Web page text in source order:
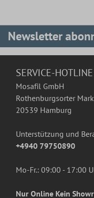
Newsletter
SERVICE-HOTLINE
Mosafil GmbH
Rothenburgsorter
20539 Hamburg
Unterstützung und
+4940 79750890
Mo-Fr.: 09:00 - 17:00
Nur Online Kein